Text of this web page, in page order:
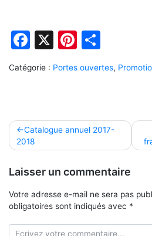
Facebook
X Pinterest
Catégorie : Portes ouvertes,
Navigation
de
l’article
Catalogue annuel 2017-
2018
Laisser un commentaire
Votre adresse e-mail ne sera pas
obligatoires sont indiqués avec *